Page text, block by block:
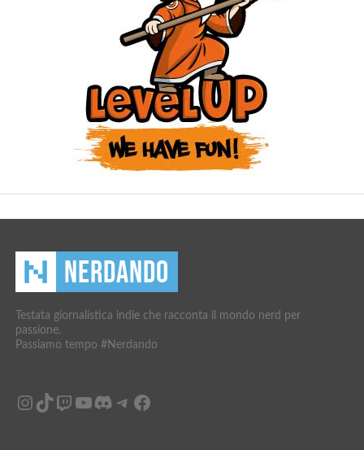
Testata giornalistica indie che racconta il mondo nerd per
passione.
Passiamo tempo #Nerdando
Instagram
TikTok
Twitch
YouTube
Discord
Telegram
Facebook